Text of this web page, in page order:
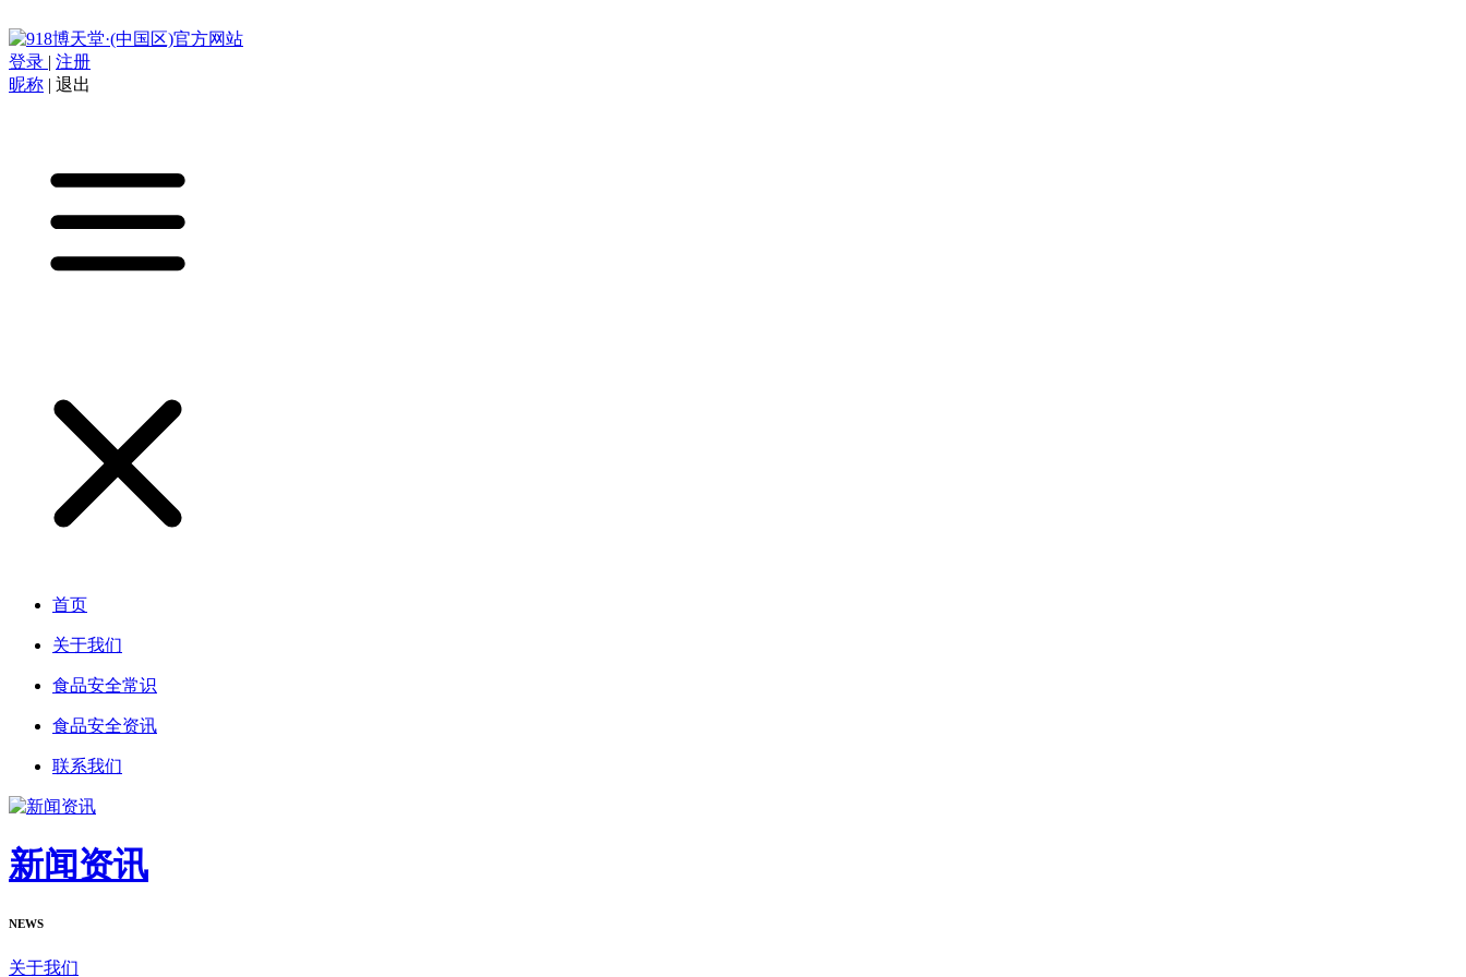
登录 | 注册
昵称 | 退出
首页
关于我们
食品安全常识
食品安全资讯
联系我们
新闻资讯
NEWS
关于我们